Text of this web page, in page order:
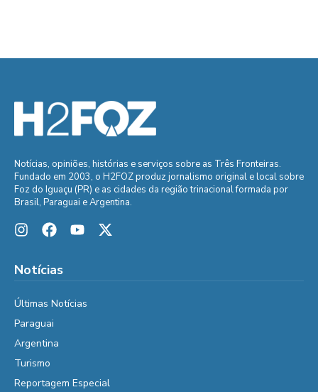
Notícias, opiniões, histórias e serviços sobre as Três Fronteiras.
Fundado em 2003, o H2FOZ produz jornalismo original e local sobre
Foz do Iguaçu (PR) e as cidades da região trinacional formada por
Brasil, Paraguai e Argentina.
Notícias
Últimas Notícias
Paraguai
Argentina
Turismo
Reportagem Especial